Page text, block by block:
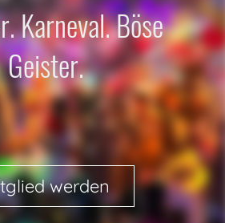
Karneval. Böse
Geister.
werden